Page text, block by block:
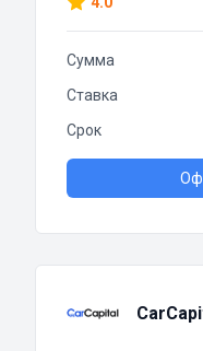
Сумма
Ставка
Срок